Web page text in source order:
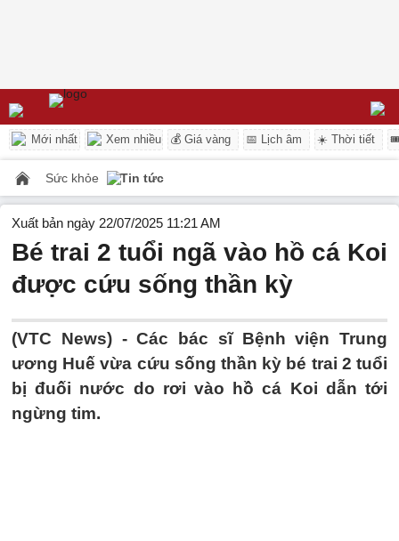
Mới nhất Xem nhiều 💰 Giá vàng 📅 Lịch âm ☀️ Thời tiết
Sức khỏe Tin tức
Xuất bản ngày 22/07/2025 11:21 AM
Bé trai 2 tuổi ngã vào hồ cá Koi
được cứu sống thần kỳ
(VTC News) -Các bác sĩ Bệnh viện Trung
ương Huế vừa cứu sống thần kỳ bé trai 2 tuổi
bị đuối nước do rơi vào hồ cá Koi dẫn tới
ngừng tim.